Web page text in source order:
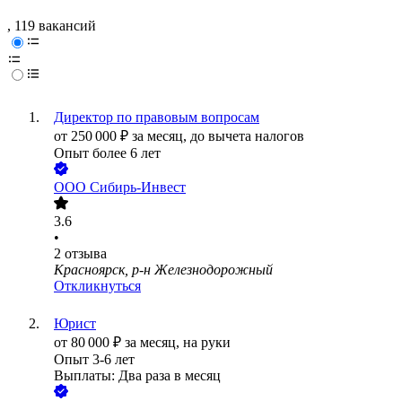
, 119 вакансий
Директор по правовым вопросам
от 250 000 ₽ за месяц, до вычета налогов
Опыт более 6 лет
ООО Сибирь-Инвест
3.6
•
2 отзыва
Красноярск, р-н Железнодорожный
Откликнуться
Юрист
от 80 000 ₽ за месяц, на руки
Опыт 3-6 лет
Выплаты: Два раза в месяц